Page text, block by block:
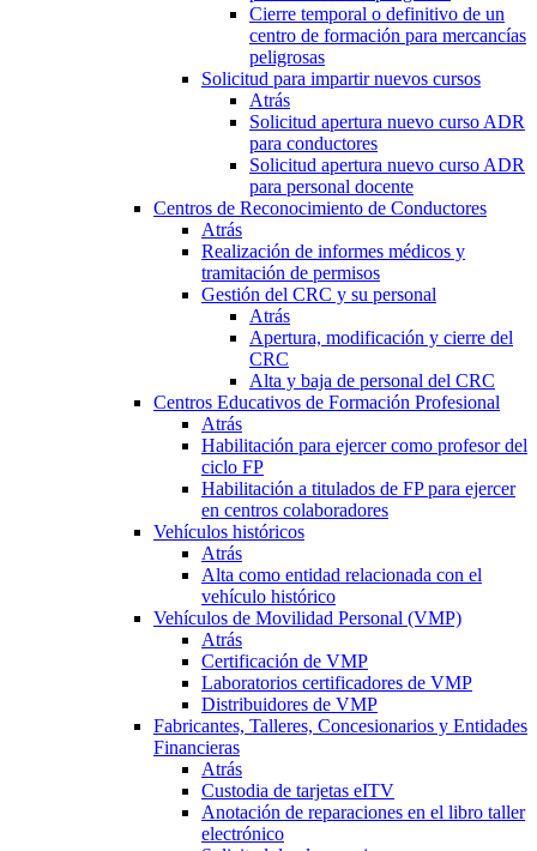
Cierre temporal o definitivo de un
centro de formación para mercancías
peligrosas
Solicitud para impartir nuevos cursos
Atrás
Solicitud apertura nuevo curso ADR
para conductores
Solicitud apertura nuevo curso ADR
para personal docente
Centros de Reconocimiento de Conductores
Atrás
Realización de informes médicos y
tramitación de permisos
Gestión del CRC y su personal
Atrás
Apertura, modificación y cierre del
CRC
Alta y baja de personal del CRC
Centros Educativos de Formación Profesional
Atrás
Habilitación para ejercer como profesor del
ciclo FP
Habilitación a titulados de FP para ejercer
en centros colaboradores
Vehículos históricos
Atrás
Alta como entidad relacionada con el
vehículo histórico
Vehículos de Movilidad Personal (VMP)
Atrás
Certificación de VMP
Laboratorios certificadores de VMP
Distribuidores de VMP
Fabricantes, Talleres, Concesionarios y Entidades
Financieras
Atrás
Custodia de tarjetas eITV
Anotación de reparaciones en el libro taller
electrónico